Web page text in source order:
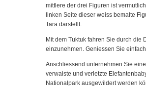
mittlere der drei Figuren ist
linken Seite dieser weiss bemalte
Tara darstellt.
Mit dem Tuktuk fahren Sie durch die
einzunehmen. Geniessen Sie
Anschliessend unternehmen Sie
verwaiste und verletzte
Nationalpark ausgewildert werden